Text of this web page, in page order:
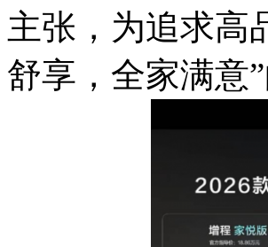
主张，为追求高
舒享，全家满意